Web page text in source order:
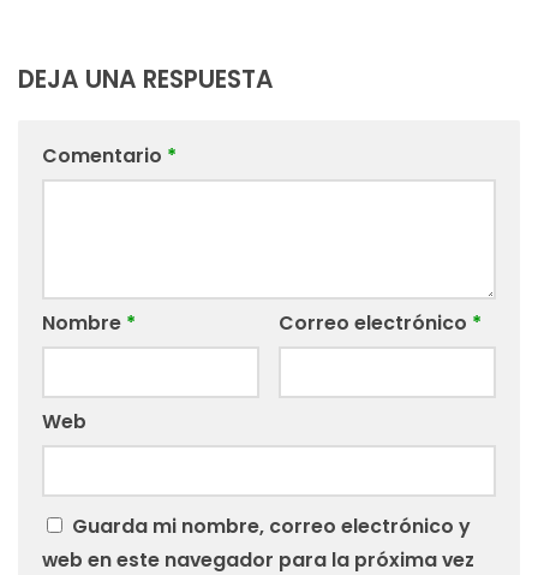
DEJA UNA RESPUESTA
Comentario *
Nombre * Correo electrónico *
Web
Guarda mi nombre, correo electrónico y
web en este navegador para la próxima vez